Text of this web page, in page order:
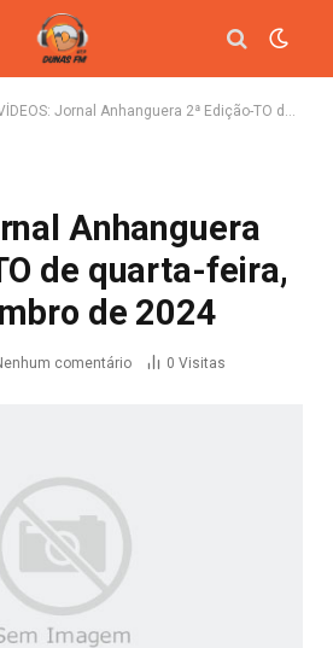
Jornal Anhanguera 2ª Edição-TO de quarta-feira, 11 de dezembro de 2024
Anhanguera
de quarta-feira,
de 2024
comentário 0 Visitas